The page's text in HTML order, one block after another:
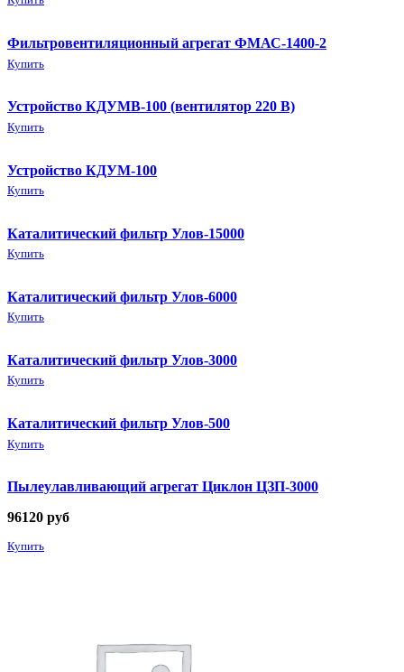
Фильтровентиляционный агрегат ФМАС-1400-2
Купить
Устройство КДУМВ-100 (вентилятор 220 В)
Купить
Устройство КДУМ-100
Купить
Каталитический фильтр Улов-15000
Купить
Каталитический фильтр Улов-6000
Купить
Каталитический фильтр Улов-3000
Купить
Каталитический фильтр Улов-500
Купить
Пылеулавливающий агрегат Циклон ЦЗП-3000
96120 руб
Купить